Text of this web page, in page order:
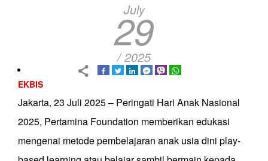
July
29
/ 2025
EKBIS
Jakarta, 23 Juli 2025 – Peringati Hari Anak Nasional
2025, Pertamina Foundation memberikan edukasi
mengenai metode pembelajaran anak usia dini play-